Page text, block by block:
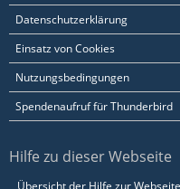
Datenschutzerklärung
Einsatz von Cookies
Nutzungsbedingungen
Spendenaufruf für Thunderbird
Hilfe zu dieser Webseite